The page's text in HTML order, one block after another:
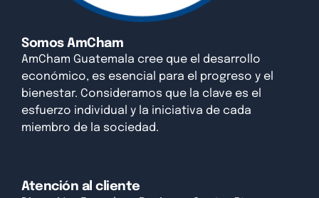
Somos AmCham
AmCham Guatemala cree que el desarrollo
económico, es esencial para el progreso y el
bienestar. Consideramos que la clave es el
esfuerzo individual y la iniciativa de cada
miembro de la sociedad.
Atención al cliente